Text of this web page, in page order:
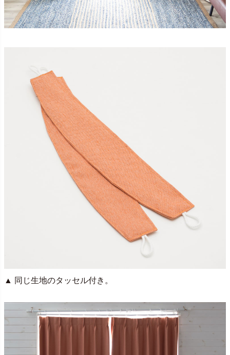
▲ 同じ生地のタッセル付き。